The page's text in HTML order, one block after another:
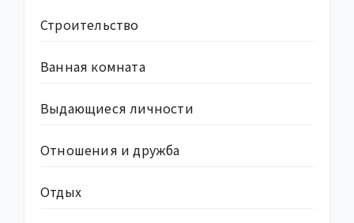
Строительство
Ванная комната
Выдающиеся личности
Отношения и дружба
Отдых